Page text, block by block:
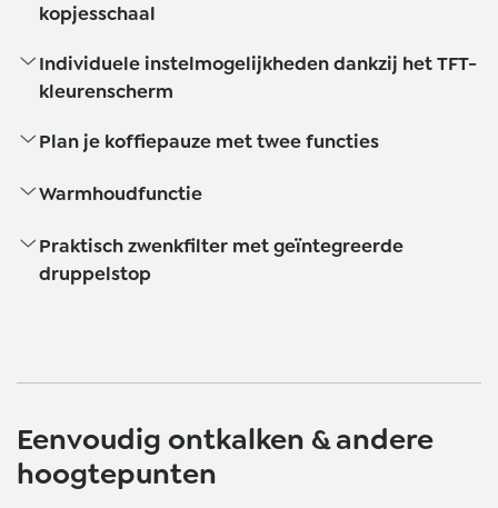
kopjesschaal
Individuele instelmogelijkheden dankzij het TFT-
kleurenscherm
Plan je koffiepauze met twee functies
Warmhoudfunctie
Praktisch zwenkfilter met geïntegreerde
druppelstop
Eenvoudig ontkalken & andere
hoogtepunten